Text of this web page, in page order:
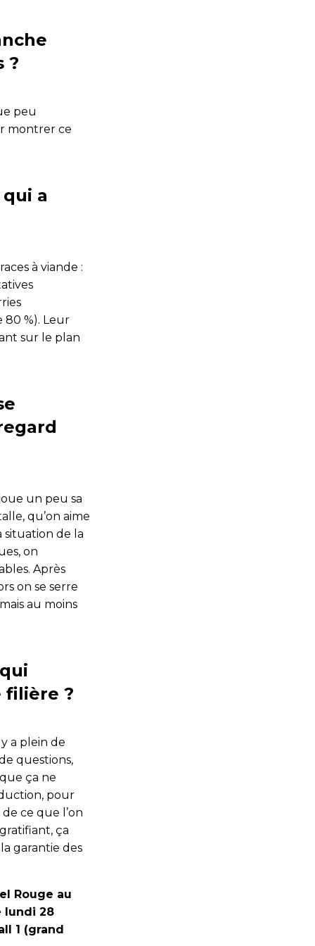
?
peu
montrer ce
a
à viande :
%). Leur
sur le plan
un peu sa
qu’on aime
situation de la
on
Après
on se serre
au moins
filière ?
a plein de
questions,
ça ne
pour
ce que l’on
ça
garantie des
Rouge au
lundi 28
1 (grand